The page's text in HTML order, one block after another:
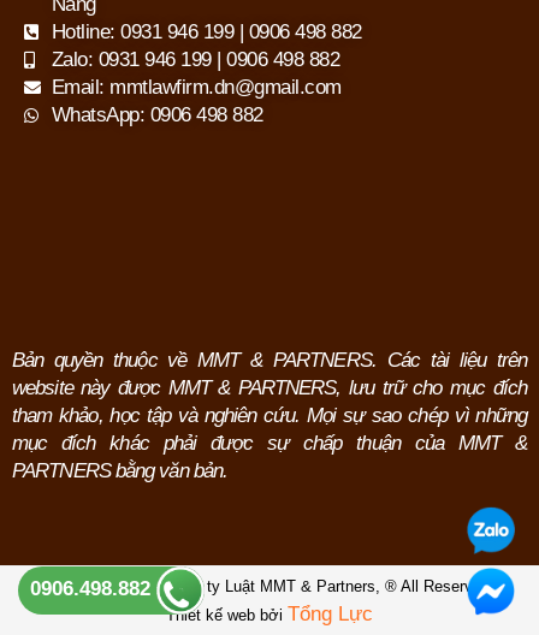
Nẵng
Hotline: 0931 946 199 | 0906 498 882
Zalo: 0931 946 199 | 0906 498 882
Email: mmtlawfirm.dn@gmail.com
WhatsApp: 0906 498 882
Bản quyền thuộc về MMT & PARTNERS. Các tài liệu trên
website này được MMT & PARTNERS, lưu trữ cho mục đích
tham khảo, học tập và nghiên cứu.Mọi sự sao chép vì những
mục đích khác phải được sự chấp thuận của MMT &
PARTNERS bằng văn bản.
Copyright © 2026 Công ty Luật MMT & Partners, ® All Reserved.
Thiết kế web bởi Tổng Lực
0906.498.882